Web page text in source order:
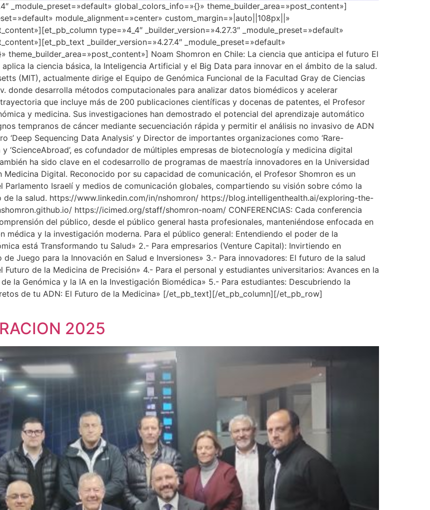
_module_preset=»default» global_colors_info=»{}» theme_builder_area=»post_content»]
module_alignment=»center» custom_margin=»|auto||108px||»
type=»4_4″ _builder_version=»4.27.3″ _module_preset=»default»
_builder_version=»4.27.4″ _module_preset=»default»
Noam Shomron en Chile: La ciencia que anticipa el futuro El
la ciencia básica, la Inteligencia Artificial y el Big Data para innovar en el ámbito de la salud.
(MIT), actualmente dirige el Equipo de Genómica Funcional de la Facultad Gray de Ciencias
donde desarrolla métodos computacionales para analizar datos biomédicos y acelerar
que incluye más de 200 publicaciones científicas y docenas de patentes, el Profesor
y medicina. Sus investigaciones han demostrado el potencial del aprendizaje automático
tempranos de cáncer mediante secuenciación rápida y permitir el análisis no invasivo de ADN
Sequencing Data Analysis’ y Director de importantes organizaciones como ‘Rare-
‘ScienceAbroad’, es cofundador de múltiples empresas de biotecnología y medicina digital
ha sido clave en el codesarrollo de programas de maestría innovadores en la Universidad
Digital. Reconocido por su capacidad de comunicación, el Profesor Shomron es un
Parlamento Israelí y medios de comunicación globales, compartiendo su visión sobre cómo la
la salud. https://www.linkedin.com/in/nshomron/ https://blog.intelligenthealth.ai/exploring-the-
https://icimed.org/staff/shomron-noam/ CONFERENCIAS: Cada conferencia
del público, desde el público general hasta profesionales, manteniéndose enfocada en
médica y la investigación moderna. Para el público general: Entendiendo el poder de la
está Transformando tu Salud» 2.- Para empresarios (Venture Capital): Invirtiendo en
Juego para la Innovación en Salud e Inversiones» 3.- Para innovadores: El futuro de la salud
de la Medicina de Precisión» 4.- Para el personal y estudiantes universitarios: Avances en la
la Genómica y la IA en la Investigación Biomédica» 5.- Para estudiantes: Descubriendo la
de tu ADN: El Futuro de la Medicina» [/et_pb_text][/et_pb_column][/et_pb_row]
2025